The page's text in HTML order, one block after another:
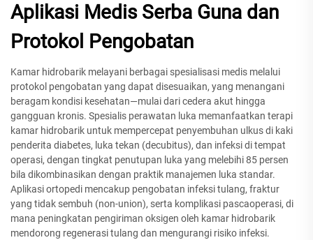
Aplikasi Medis Serba Guna dan
Protokol Pengobatan
Kamar hidrobarik melayani berbagai spesialisasi medis melalui
protokol pengobatan yang dapat disesuaikan, yang menangani
beragam kondisi kesehatan—mulai dari cedera akut hingga
gangguan kronis. Spesialis perawatan luka memanfaatkan terapi
kamar hidrobarik untuk mempercepat penyembuhan ulkus di kaki
penderita diabetes, luka tekan (decubitus), dan infeksi di tempat
operasi, dengan tingkat penutupan luka yang melebihi 85 persen
bila dikombinasikan dengan praktik manajemen luka standar.
Aplikasi ortopedi mencakup pengobatan infeksi tulang, fraktur
yang tidak sembuh (non-union), serta komplikasi pascaoperasi, di
mana peningkatan pengiriman oksigen oleh kamar hidrobarik
mendorong regenerasi tulang dan mengurangi risiko infeksi.